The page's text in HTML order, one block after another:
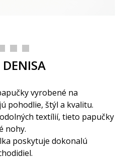
DENISA
vyrobené na
pohodlie, štýl a kvalitu.
textílií, tieto papučky
nohy.
poskytuje dokonalú